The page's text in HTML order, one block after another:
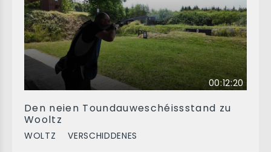
00:12:20
Den neien Toundauweschéissstand zu
Wooltz
WOLTZ VERSCHIDDENES